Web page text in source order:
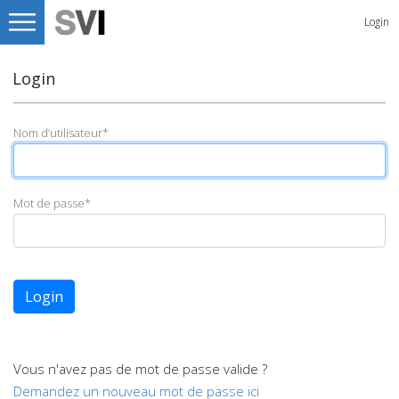
Login
Login
Nom d’utilisateur*
Mot de passe*
Login
Vous n'avez pas de mot de passe valide ?
Demandez un nouveau mot de passe ici